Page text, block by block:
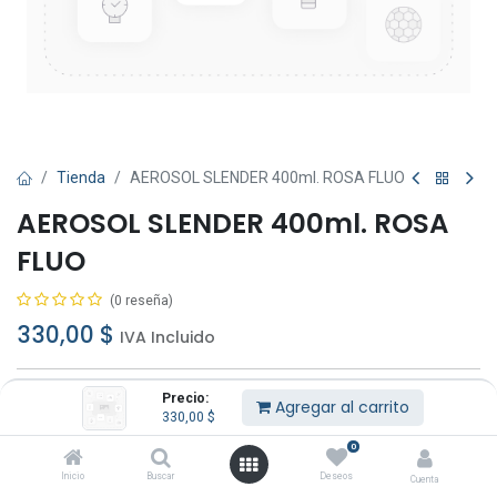
Precio:
330,00 $ Agregar al carrito
Inicio Buscar
0
Deseos Cuenta
Tienda AEROSOL SLENDER 400ml. ROSA FLUO
AEROSOL SLENDER 400ml. ROSA
FLUO
(0 reseña)
330,00 $ IVA Incluido
Agregar al carrito Comprar ahora